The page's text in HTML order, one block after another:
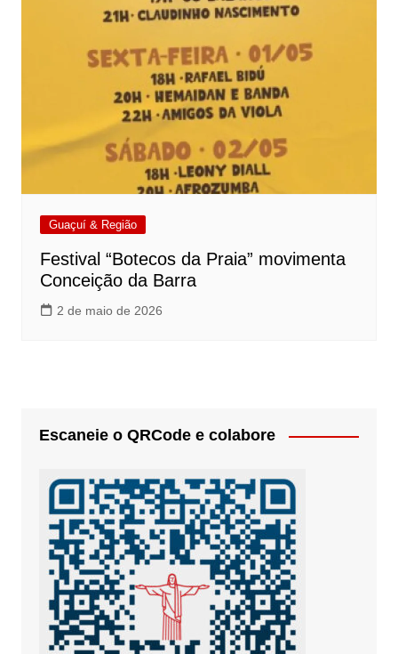
Guaçuí & Região
Festival “Botecos da Praia” movimenta
Conceição da Barra
2 de maio de 2026
Escaneie o QRCode e colabore